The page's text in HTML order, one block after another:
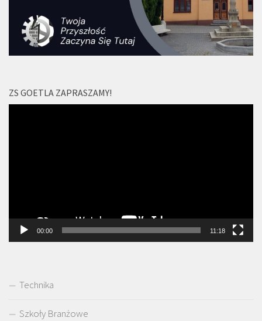
ZS GOETLA ZAPRASZAMY!
00:00 11:18
Technika
Szkoły Branżowe